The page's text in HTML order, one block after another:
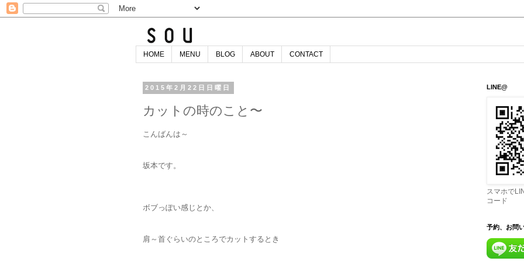
HOME MENU BLOG ABOUT CONTACT
2015年2月22日日曜日
カットの時のこと〜
こんばんは～
坂本です。
ボブっぽい感じとか、
肩～首ぐらいのところでカットするとき
LINE@
スマホで
コード
予約、お問